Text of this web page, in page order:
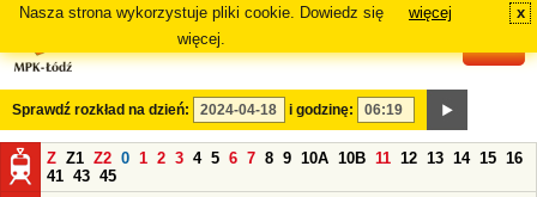
Nasza strona wykorzystuje pliki cookie. Dowiedz się
więcej.
więcej x
Sprawdź rozkład na dzień: i godzinę:
Z Z1 Z2 0 1 2 3 4 5 6 7 8 9 10A 10B 11 12 13 14 15 16
41 43 45